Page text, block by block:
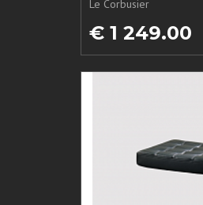
Le Corbusier
€ 1 249.00